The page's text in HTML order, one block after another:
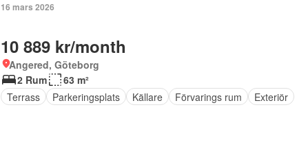
16 mars 2026
10 889 kr/month
Angered, Göteborg
2 Rum
63 m²
Terrass
Parkeringsplats Källare Förvarings rum Exteriör